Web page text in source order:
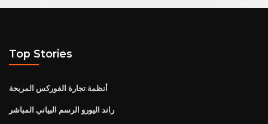
Top Stories
أنظمة تجارة الفوركس المربحة
راند اليورو الرسم البياني المباشر